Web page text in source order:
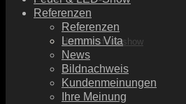
Hochzeitsfeuershow
Referenzen
Referenzen
Lemmis Vita
News
Bildnachweis
Kundenmeinungen
Ihre Meinung